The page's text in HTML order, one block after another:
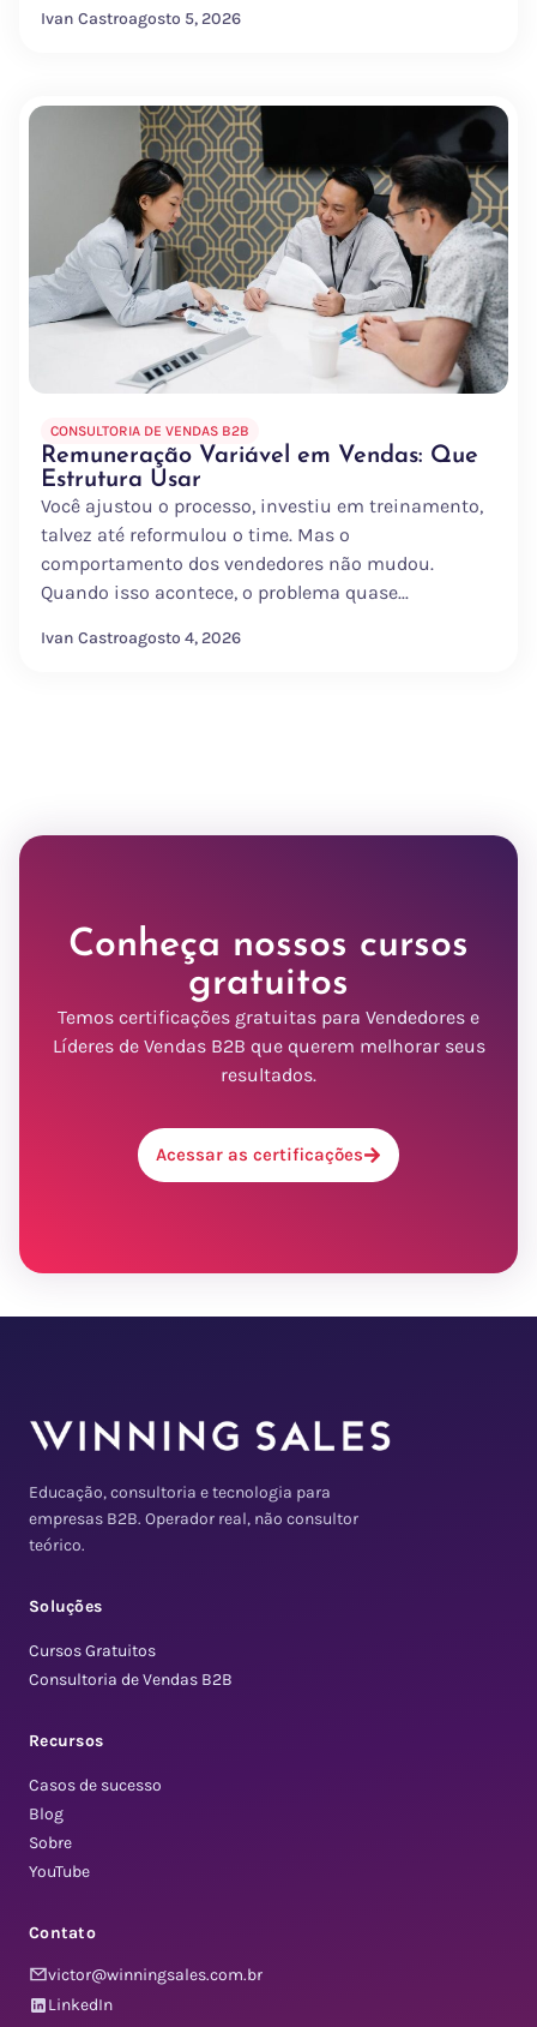
Ivan Castroagosto 5, 2026
CONSULTORIA DE VENDAS B2B
Remuneração Variável em Vendas: Que
Estrutura Usar
Você ajustou o processo, investiu em treinamento,
talvez até reformulou o time. Mas o
comportamento dos vendedores não mudou.
Quando isso acontece, o problema quase...
Ivan Castroagosto 4, 2026
Conheça nossos cursos
gratuitos
Temos certificações gratuitas para Vendedores e
Líderes de Vendas B2B que querem melhorar seus
resultados.
Acessar as certificações
Educação, consultoria e tecnologia para
empresas B2B. Operador real, não consultor
teórico.
Soluções
Cursos Gratuitos
Consultoria de Vendas B2B
Recursos
Casos de sucesso
Blog
Sobre
YouTube
Contato
victor@winningsales.com.br
LinkedIn